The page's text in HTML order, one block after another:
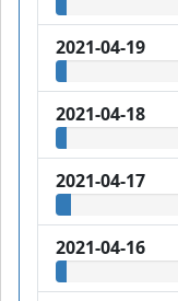
2021-04-19
2021-04-18
2021-04-17
2021-04-16